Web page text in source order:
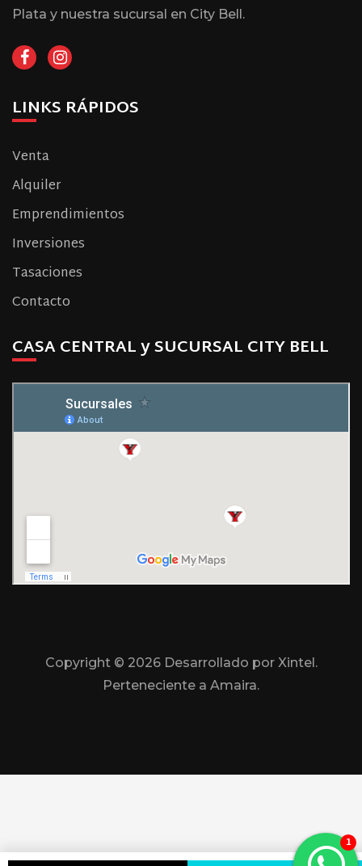
Plata y nuestra sucursal en City Bell.
LINKS RÁPIDOS
Venta
Alquiler
Emprendimientos
Inversiones
Tasaciones
Contacto
CASA CENTRAL y SUCURSAL CITY BELL
Copyright © 2026 Desarrollado por Xintel.
Perteneciente a Amaira.